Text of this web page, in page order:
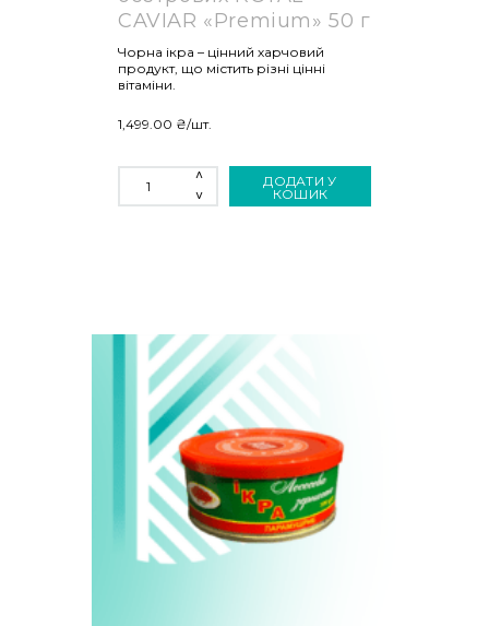
CAVIAR «Premium» 50 г
Чорна ікра – цінний харчовий
продукт, що містить різні цінні
вітаміни.
1,499.00 ₴/шт.
ІКРА
ЗЕРНИСТА
ОСЕТРОВИХ
ROYAL
ДОДАТИ У
КОШИК